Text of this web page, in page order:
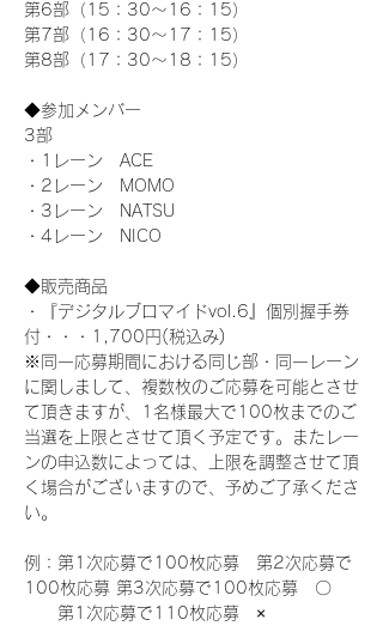
第6部（15：30～16：15）
第7部（16：30～17：15）
第8部（17：30～18：15）
◆参加メンバー
3部
・1レーン　ACE
・2レーン　MOMO
・3レーン　NATSU
・4レーン　NICO
◆販売商品
・『デジタルブロマイドvol.6』個別握手券
付・・・1,700円(税込み)
※同一応募期間における同じ部・同一レーン
に関しまして、複数枚のご応募を可能とさせ
て頂きますが、1名様最大で100枚までのご
当選を上限とさせて頂く予定です。またレー
ンの申込数によっては、上限を調整させて頂
く場合がございますので、予めご了承くださ
い。
例：第1次応募で100枚応募　第2次応募で
100枚応募 第3次応募で100枚応募　〇
第1次応募で110枚応募　×